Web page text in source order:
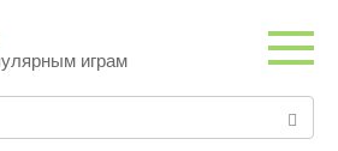
играм